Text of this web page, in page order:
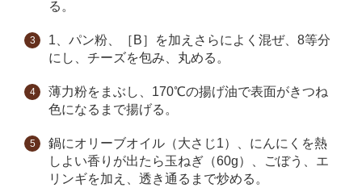
る。
1、パン粉、［B］を加えさらによく混ぜ、8等分
にし、チーズを包み、丸める。
薄力粉をまぶし、170℃の揚げ油で表面がきつね
色になるまで揚げる。
鍋にオリーブオイル（大さじ1）、にんにくを熱
しよい香りが出たら玉ねぎ（60g）、ごぼう、エ
リンギを加え、透き通るまで炒める。